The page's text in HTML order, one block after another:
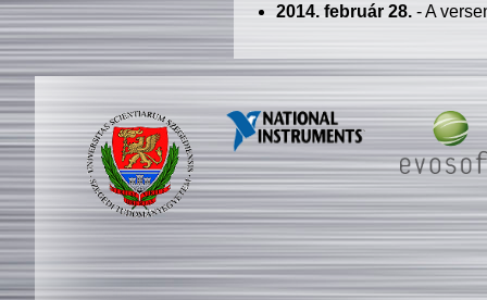
2014. február 28.- A